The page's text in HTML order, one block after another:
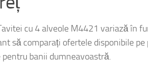
cu 4 alveole M4421 variază în
să comparați ofertele disponibile pe
pentru banii dumneavoastră.